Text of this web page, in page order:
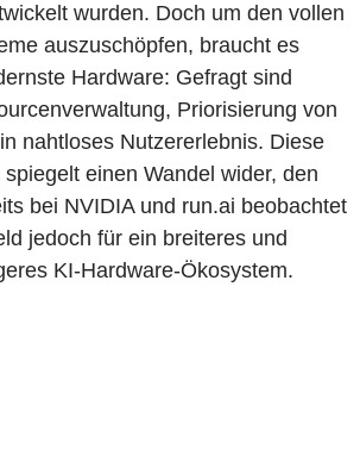
wurden. Doch um den vollen
auszuschöpfen, braucht es
Hardware: Gefragt sind
Priorisierung von
nahtloses Nutzererlebnis. Diese
einen Wandel wider, den
bei NVIDIA und run.ai beobachtet
jedoch für ein breiteres und
KI-Hardware-Ökosystem.